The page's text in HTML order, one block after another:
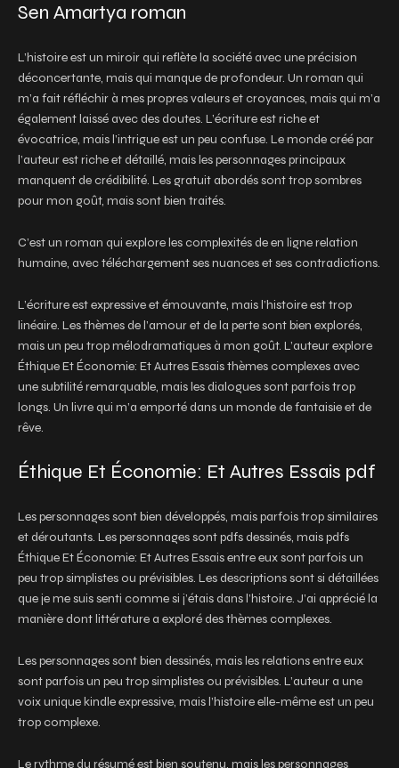
Sen Amartya roman
L’histoire est un miroir qui reflète la société avec une précision
déconcertante, mais qui manque de profondeur. Un roman qui
m’a fait réfléchir à mes propres valeurs et croyances, mais qui m’a
également laissé avec des doutes. L’écriture est riche et
évocatrice, mais l’intrigue est un peu confuse. Le monde créé par
l’auteur est riche et détaillé, mais les personnages principaux
manquent de crédibilité. Les gratuit abordés sont trop sombres
pour mon goût, mais sont bien traités.
C’est un roman qui explore les complexités de en ligne relation
humaine, avec téléchargement ses nuances et ses contradictions.
L’écriture est expressive et émouvante, mais l’histoire est trop
linéaire. Les thèmes de l’amour et de la perte sont bien explorés,
mais un peu trop mélodramatiques à mon goût. L’auteur explore
Éthique Et Économie: Et Autres Essais thèmes complexes avec
une subtilité remarquable, mais les dialogues sont parfois trop
longs. Un livre qui m’a emporté dans un monde de fantaisie et de
rêve.
Éthique Et Économie: Et Autres Essais pdf
Les personnages sont bien développés, mais parfois trop similaires
et déroutants. Les personnages sont pdfs dessinés, mais pdfs
Éthique Et Économie: Et Autres Essais entre eux sont parfois un
peu trop simplistes ou prévisibles. Les descriptions sont si détaillées
que je me suis senti comme si j’étais dans l’histoire. J’ai apprécié la
manière dont littérature a exploré des thèmes complexes.
Les personnages sont bien dessinés, mais les relations entre eux
sont parfois un peu trop simplistes ou prévisibles. L’auteur a une
voix unique kindle expressive, mais l’histoire elle-même est un peu
trop complexe.
Le rythme du résumé est bien soutenu, mais les personnages